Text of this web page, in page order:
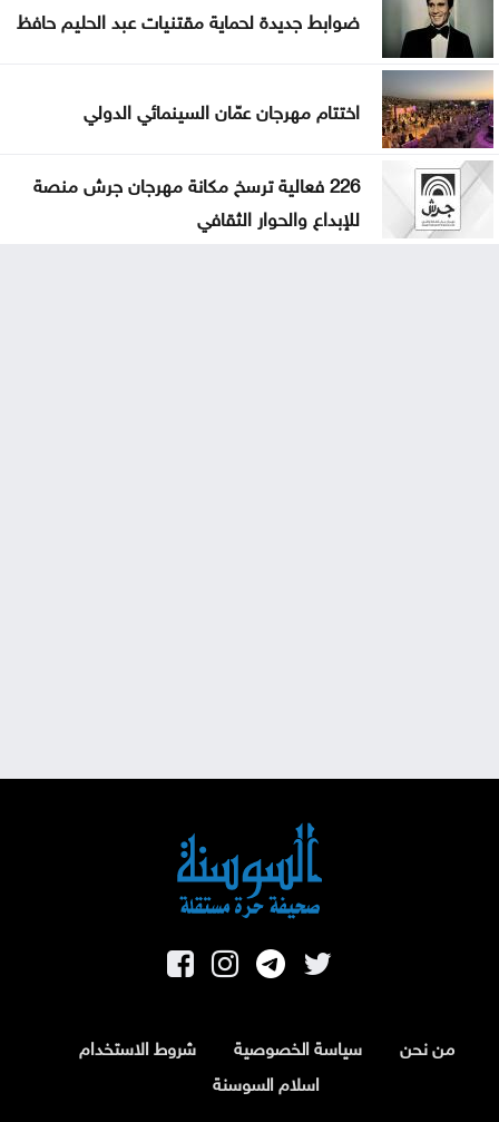
ضوابط جديدة لحماية مقتنيات عبد الحليم حافظ
اختتام مهرجان عمّان السينمائي الدولي
226 فعالية ترسخ مكانة مهرجان جرش منصة
للإبداع والحوار الثقافي
من نحن سياسة الخصوصية
شروط الاستخدام
اسلام السوسنة